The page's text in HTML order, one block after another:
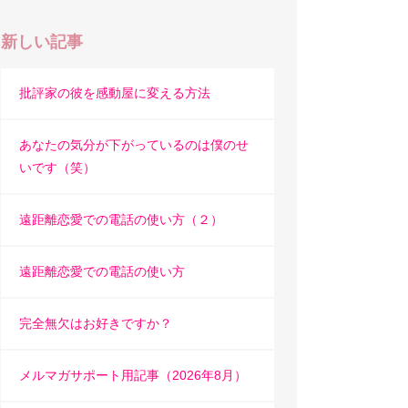
新しい記事
批評家の彼を感動屋に変える方法
あなたの気分が下がっているのは僕のせ
いです（笑）
遠距離恋愛での電話の使い方（２）
遠距離恋愛での電話の使い方
完全無欠はお好きですか？
メルマガサポート用記事（2026年8月）